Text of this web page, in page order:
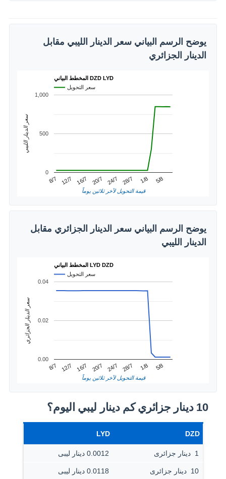
يوضح الرسم البياني سعر الدينار الليبي مقابل
الدينار الجزائري
المخطط البياني DZD LYD
سعر التحويل
8/7 12/7 16/7 20/7 24/7 28/7 1/8 5/8
0
500
1,000
قيمة التحويل لآخر ثلاثين يوماً
سعر الدينار الليبي
يوضح الرسم البياني سعر الدينار الجزائري مقابل
الدينار الليبي
المخطط البياني LYD DZD
سعر التحويل
8/7 12/7 16/7 20/7 24/7 28/7 1/8 5/8
0.00
0.02
0.04
قيمة التحويل لآخر ثلاثين يوماً
سعر الدينار الجزائري
10 دينار جزائري كم دينار ليبي اليوم؟
DZD
LYD
1 ‏ دينار جزائرى 0.0012 دينار ليبى
10 ‏ دينار جزائرى 0.0118 دينار ليبى